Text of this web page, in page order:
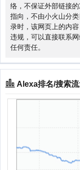
络，不保证外部链接
指向，不由小火山分
录时，该网页上的内
违规，可以直接联系
任何责任。
Alexa排名/搜索